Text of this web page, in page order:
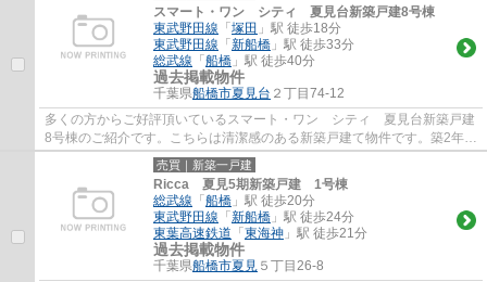
スマート・ワン シティ 夏見台新築戸建8号棟
東武野田線 「 塚田 」駅 徒歩18分
東武野田線 「 新船橋 」駅 徒歩33分
総武線 「 船橋 」駅 徒歩40分
過去掲載物件
千葉県船橋市夏見台 ２丁目74-12
多くの方からご好評頂いているスマート・ワン シティ 夏見台新築戸建
8号棟のご紹介です。こちらは清潔感のある新築戸建て物件です。築2年以
内の築浅物件です。船橋市についてお問い...
売買｜新築一戸建
Ricca 夏見5期新築戸建 1号棟
総武線 「 船橋 」駅 徒歩20分
東武野田線 「 新船橋 」駅 徒歩24分
東葉高速鉄道 「 東海神 」駅 徒歩21分
過去掲載物件
千葉県船橋市夏見 ５丁目26-8